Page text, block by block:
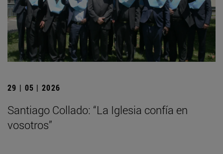
29 | 05 | 2026
Santiago Collado: “La Iglesia confía en
vosotros”